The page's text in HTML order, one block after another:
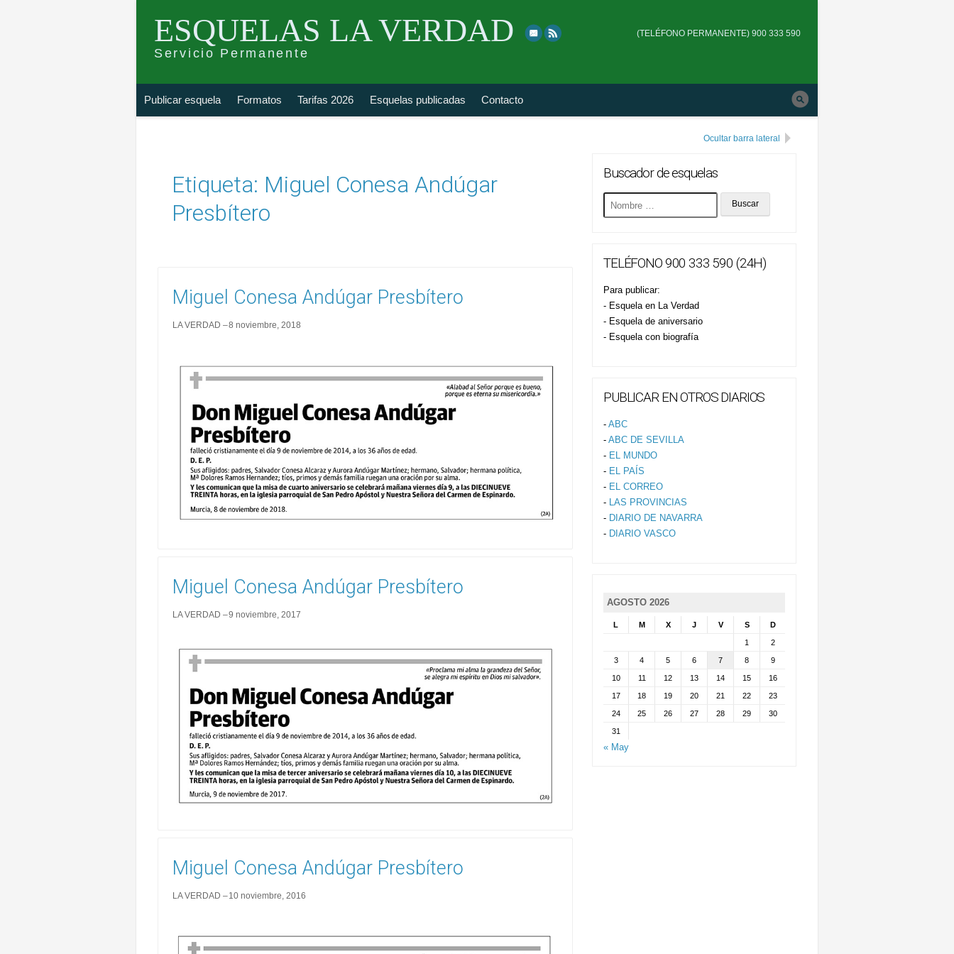
ESQUELAS LA VERDAD
Servicio Permanente
to
top
main
(TELÉFONO PERMANENTE) 900 333 590
Publicar esquela Formatos Tarifas 2026 Esquelas publicadas Contacto
esquela
Etiqueta: Miguel Conesa Andúgar
Presbítero
Miguel Conesa Andúgar Presbítero
LA VERDAD 8 noviembre, 2018
Miguel Conesa Andúgar Presbítero
LA VERDAD 9 noviembre, 2017
Miguel Conesa Andúgar Presbítero
LA VERDAD 10 noviembre, 2016
Ocultar barra lateral
Buscador de esquelas
Buscar
esquela
TELÉFONO 900 333 590 (24H)
Para publicar:
- Esquela en La Verdad
- Esquela de aniversario
- Esquela con biografía
PUBLICAR EN OTROS DIARIOS
- ABC
- ABC DE SEVILLA
- EL MUNDO
- EL PAÍS
- EL CORREO
- LAS PROVINCIAS
- DIARIO DE NAVARRA
- DIARIO VASCO
AGOSTO 2026
L M X J V S D
1 2
3 4 5 6 7 8 9
10 11 12 13 14 15 16
17 18 19 20 21 22 23
24 25 26 27 28 29 30
31
« May